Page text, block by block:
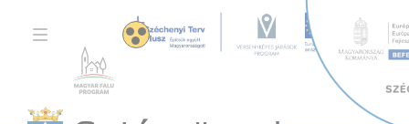
TOGGLE
NAVIGATION